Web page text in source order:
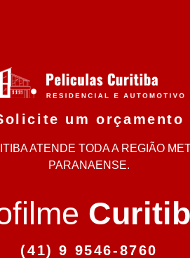
um orçamento
ATENDE TODA A REGIÃO
PARANAENSE.
(41) 9 9546-8760